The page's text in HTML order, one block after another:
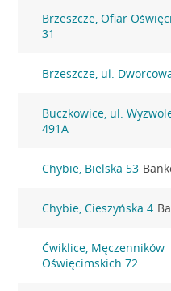
Brzeszcze, Ofiar
31
Brzeszcze, ul.
Buczkowice, ul.
491A
Chybie, Bielska 53
Chybie, Cieszyńska 4
Ćwiklice, Męczenników
Oświęcimskich 72